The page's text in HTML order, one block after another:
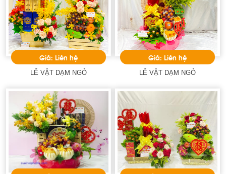
Giá: Liên hệ
LỄ VẬT DẠM NGỎ
Giá: Liên hệ
LỄ VẬT DẠM NGỎ